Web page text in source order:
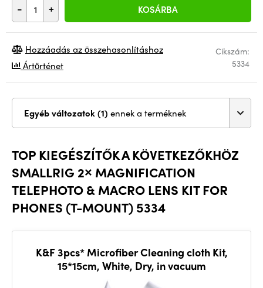
- + KOSÁRBA
Cikszám:
5334
Hozzáadás az összehasonlításhoz
Ártörténet
Egyéb változatok (1) ennek a terméknek
TOP KIEGÉSZÍTŐK A KÖVETKEZŐKHÖZ
SMALLRIG 2× MAGNIFICATION
TELEPHOTO & MACRO LENS KIT FOR
PHONES (T-MOUNT) 5334
K&F 3pcs* Microfiber Cleaning cloth Kit,
15*15cm, White, Dry, in vacuum